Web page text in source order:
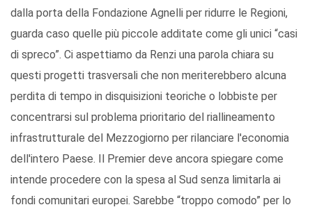
dalla porta della Fondazione Agnelli per ridurre le Regioni,
guarda caso quelle più piccole additate come gli unici “casi
di spreco”. Ci aspettiamo da Renzi una parola chiara su
questi progetti trasversali che non meriterebbero alcuna
perdita di tempo in disquisizioni teoriche o lobbiste per
concentrarsi sul problema prioritario del riallineamento
infrastrutturale del Mezzogiorno per rilanciare l'economia
dell'intero Paese. Il Premier deve ancora spiegare come
intende procedere con la spesa al Sud senza limitarla ai
fondi comunitari europei. Sarebbe “troppo comodo” per lo